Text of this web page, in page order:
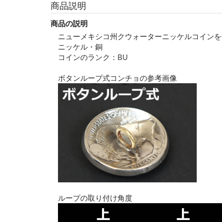
商品説明
商品の説明
ニューメキシコ州クウォーターニッケルコイン
ニッケル・銅
コインのランク：BU
ボタンループ式コンチョの参考画像
ループの取り付け角度